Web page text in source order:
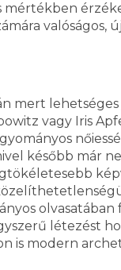
mértékben
mert
vagy Iris
később már
létezést
is modern